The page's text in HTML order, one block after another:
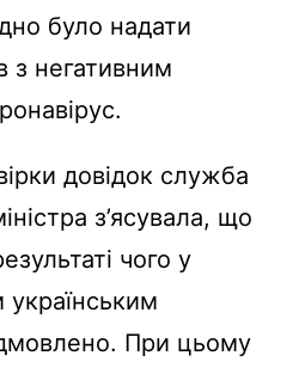
було надати
з негативним
довідок служба
з’ясувала, що
чого у
українським
При цьому